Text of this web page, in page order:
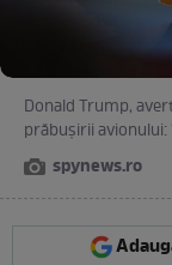
Donald Trump,
prăbuşirii
spynews.ro